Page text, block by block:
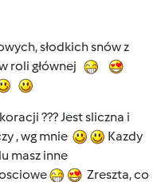
słodkich snów z
roli głównej
??? Jest sliczna i
, wg mnie
Kazdy
masz inne
Zreszta, co